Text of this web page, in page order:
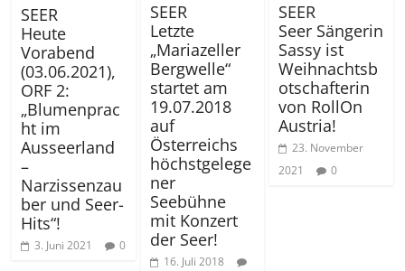
SEER
Heute
Vorabend
(03.06.2021),
ORF 2:
„Blumenprac
ht im
Ausseerland
–
Narzissenzau
ber und Seer-
Hits“!
3. Juni 2021 0
SEER
Letzte
„Mariazeller
Bergwelle“
startet am
19.07.2018
auf
Österreichs
höchstgelege
ner
Seebühne
mit Konzert
der Seer!
16. Juli 2018
SEER
Seer Sängerin
Sassy ist
Weihnachtsb
otschafterin
von RollOn
Austria!
23. November
2021
0